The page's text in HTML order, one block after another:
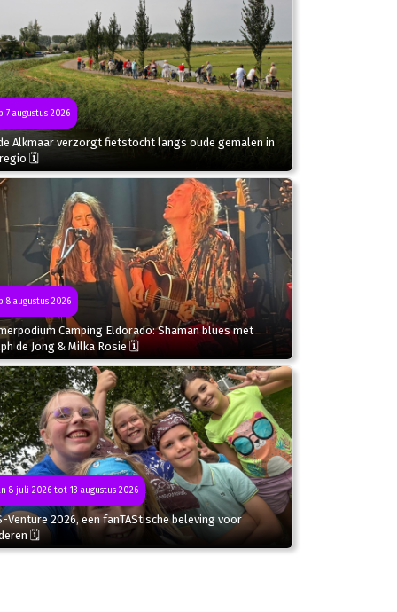
7 augustus 2026
Alkmaar verzorgt fietstocht langs oude gemalen in
🗓
8 augustus 2026
Camping Eldorado: Shaman blues met
de Jong & Milka Rosie 🗓
8 juli 2026 tot 13 augustus 2026
Venture 2026, een fanTAStische beleving voor
🗓